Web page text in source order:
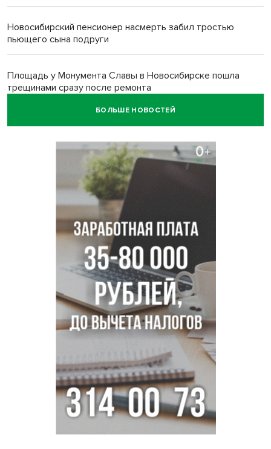
Новосибирский пенсионер насмерть забил тростью
пьющего сына подруги
Площадь у Монумента Славы в Новосибирске пошла
трещинами сразу после ремонта
Африканский врач поразил новосибирцев в травмпункте
Покрытие рулежных дорожек обновили в аэропорту
Толмачево по нацпроекту
В Новосибирске зафиксирован рост заболеваемости
энтеровирусной инфекцией
В Новосибирске осудили внука за продажу дедова ружья
БОЛЬШЕ НОВОСТЕЙ